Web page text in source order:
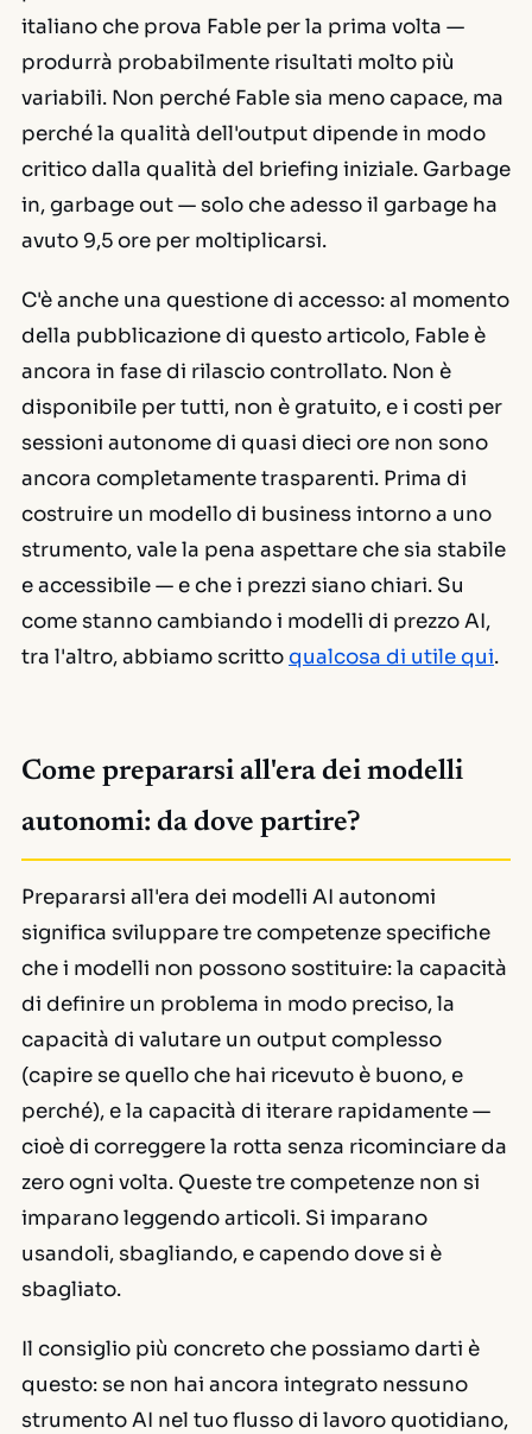
italiano che prova Fable per la prima volta —
produrrà probabilmente risultati molto più
variabili. Non perché Fable sia meno capace, ma
perché la qualità dell'output dipende in modo
critico dalla qualità del briefing iniziale. Garbage
in, garbage out — solo che adesso il garbage ha
avuto 9,5 ore per moltiplicarsi.
C'è anche una questione di accesso: al momento
della pubblicazione di questo articolo, Fable è
ancora in fase di rilascio controllato. Non è
disponibile per tutti, non è gratuito, e i costi per
sessioni autonome di quasi dieci ore non sono
ancora completamente trasparenti. Prima di
costruire un modello di business intorno a uno
strumento, vale la pena aspettare che sia stabile
e accessibile — e che i prezzi siano chiari. Su
come stanno cambiando i modelli di prezzo AI,
tra l'altro, abbiamo scrittoqualcosa di utile qui.
Come prepararsi all'era dei modelli
autonomi: da dove partire?
Prepararsi all'era dei modelli AI autonomi
significa sviluppare tre competenze specifiche
che i modelli non possono sostituire: la capacità
di definire un problema in modo preciso, la
capacità di valutare un output complesso
(capire se quello che hai ricevuto è buono, e
perché), e la capacità di iterare rapidamente —
cioè di correggere la rotta senza ricominciare da
zero ogni volta. Queste tre competenze non si
imparano leggendo articoli. Si imparano
usandoli, sbagliando, e capendo dove si è
sbagliato.
Il consiglio più concreto che possiamo darti è
questo: se non hai ancora integrato nessuno
strumento AI nel tuo flusso di lavoro quotidiano,